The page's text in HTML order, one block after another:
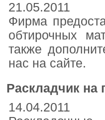
21.05.2011
Фирма
обтирочных
также
нас на сайте.
Раскладчик на
14.04.2011